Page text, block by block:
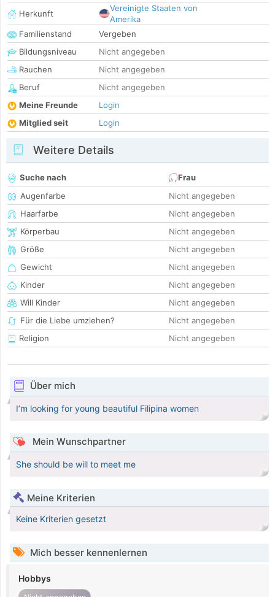
Herkunft
Vereinigte Staaten von
Amerika
Familienstand
Vergeben
Bildungsniveau
Nicht angegeben
Rauchen
Nicht angegeben
Beruf
Nicht angegeben
Meine Freunde
Login
Mitglied seit
Login
Weitere Details
Suche nach
Frau
Augenfarbe
Nicht angegeben
Haarfarbe
Nicht angegeben
Körperbau
Nicht angegeben
Größe
Nicht angegeben
Gewicht
Nicht angegeben
Kinder
Nicht angegeben
Will Kinder
Nicht angegeben
Für die Liebe umziehen?
Nicht angegeben
Religion
Nicht angegeben
Über mich
I’m looking for young beautiful Filipina women
Mein Wunschpartner
She should be will to meet me
Meine Kriterien
Keine Kriterien gesetzt
Mich besser kennenlernen
Hobbys